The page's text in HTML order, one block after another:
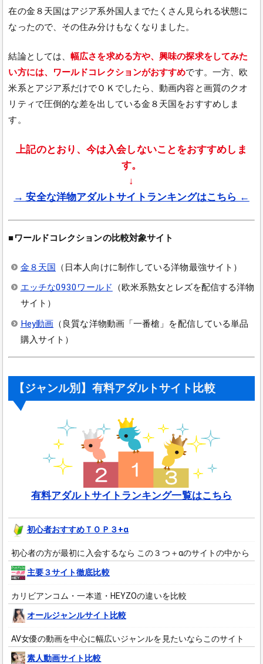
在の金８天国はアジア系外国人までたくさん見られる状態に
なったので、その住み分けもなくなりました。
結論としては、幅広さを求める方や、興味の探求をしてみた
い方には、ワールドコレクションがおすすめです。一方、欧
米系とアジア系だけでＯＫでしたら、動画内容と画質のクオ
リティで圧倒的な差を出している金８天国をおすすめしま
す。
上記のとおり、今は入会しないことをおすすめしま
す。
↓
→ 安全な洋物アダルトサイトランキングはこちら ←
■ワールドコレクションの比較対象サイト
金８天国 （日本人向けに制作している洋物最強サイト）
エッチな0930ワールド
（欧米系熟女とレズを配信する洋物
サイト）
Hey動画 （良質な洋物動画「一番槍」を配信している単品
購入サイト）
【ジャンル別】有料アダルトサイト比較
有料アダルトサイトランキング一覧はこちら
初心者おすすめＴＯＰ３+α
初心者の方が最初に入会するなら この３つ＋αのサイトの中から
主要３サイト徹底比較
カリビアンコム・一本道・HEYZOの違いを比較
オールジャンルサイト比較
AV女優の動画を中心に幅広いジャンルを見たいならこのサイト
素人動画サイト比較